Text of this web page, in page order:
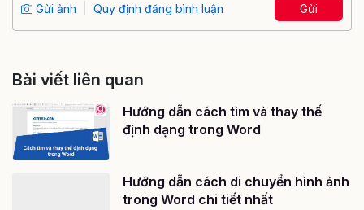
Gửi ảnh Quy định đăng bình luận Gửi
Bài viết liên quan
Hướng dẫn cách tìm và thay thế
định dạng trong Word
Hướng dẫn cách di chuyển hình ảnh
trong Word chi tiết nhất